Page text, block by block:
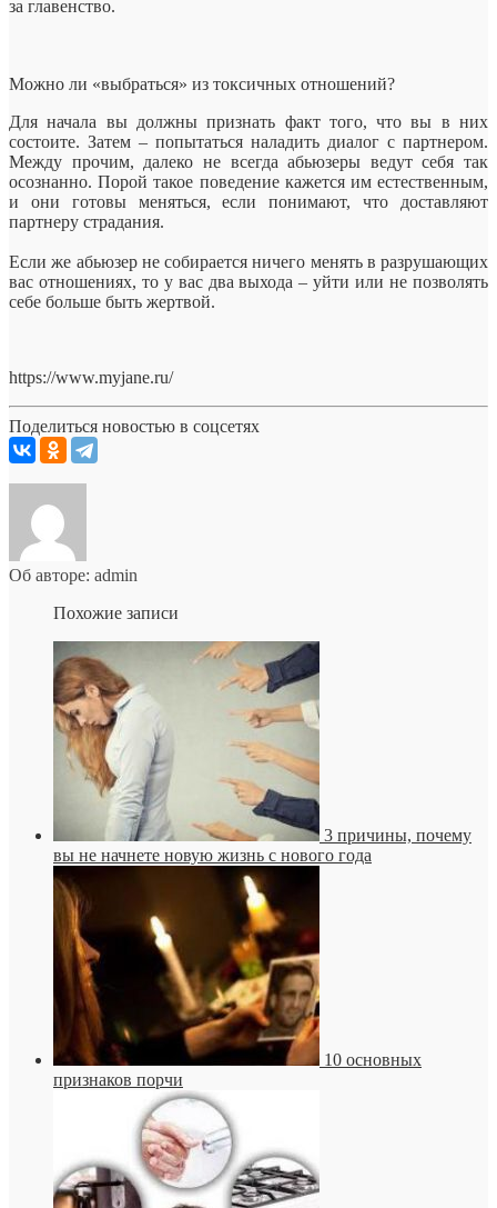
за главенство.
Можно ли «выбраться» из токсичных отношений?
Для начала вы должны признать факт того, что вы в них
состоите. Затем – попытаться наладить диалог с партнером.
Между прочим, далеко не всегда абьюзеры ведут себя так
осознанно. Порой такое поведение кажется им естественным,
и они готовы меняться, если понимают, что доставляют
партнеру страдания.
Если же абьюзер не собирается ничего менять в разрушающих
вас отношениях, то у вас два выхода – уйти или не позволять
себе больше быть жертвой.
https://www.myjane.ru/
Поделиться новостью в соцсетях
Об авторе: admin
Похожие записи
3 причины, почему
вы не начнете новую жизнь с нового года
10 основных
признаков порчи